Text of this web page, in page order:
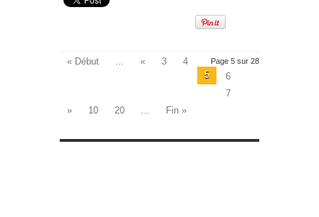
Page 5 sur 28
« Début ... « 3
4
5
6
7
»
10 20 ... Fin »